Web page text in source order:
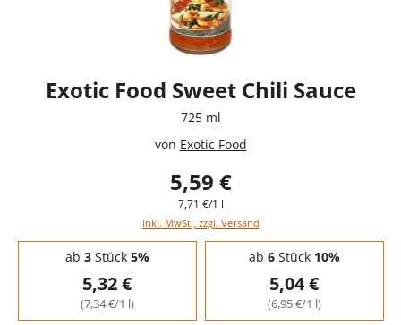
Exotic Food Sweet Chili Sauce
725 ml
von Exotic Food
5,59 €
7,71 €/1 l
inkl. MwSt., zzgl. Versand
Staffelpreise - Mengenrabatt
ab 3Stück 5%
5,32 €
(7,34 €/1 l)
ab 6Stück 10%
5,04 €
(6,95 €/1 l)